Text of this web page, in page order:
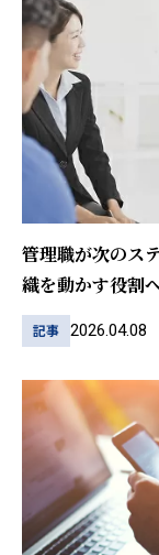
管理職が次のス
織を動かす役割
記事 2026.04.08